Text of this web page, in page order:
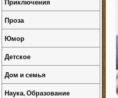
Проза
Юмор
Детское
Дом и семья
Наука, Образование